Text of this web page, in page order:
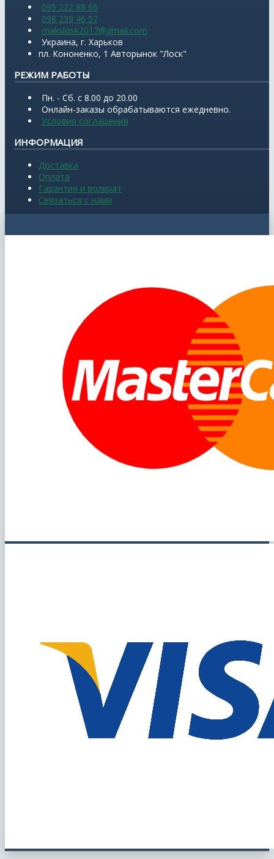
095 222 88 66
098 239 46 57
makslosk2017@gmail.com
Украина, г. Харьков
пл. Кононенко, 1 Авторынок "Лоск"
РЕЖИМ РАБОТЫ
Пн. - Сб. с 8.00 до 20.00
Онлайн-заказы обрабатываются ежедневно.
Условия соглашения
ИНФОРМАЦИЯ
Доставка
Оплата
Гарантия и возврат
Связаться с нами